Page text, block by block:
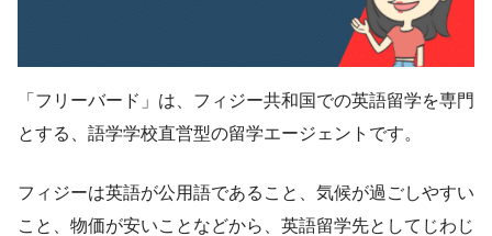
「フリーバード」は、フィジー共和国での英語留学を専門
とする、語学学校直営型の留学エージェントです。
フィジーは英語が公用語であること、気候が過ごしやすい
こと、物価が安いことなどから、英語留学先としてじわじ